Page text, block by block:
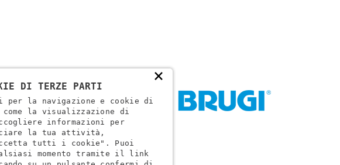
0051416 024 1
×
DI TERZE PARTI
la navigazione e cookie di
la visualizzazione di
informazioni per
la tua attività,
tutti i cookie". Puoi
momento tramite il link